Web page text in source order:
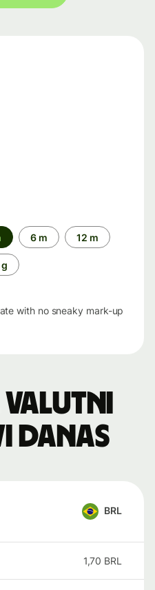
6 m 12 m
g
with no sneaky mark-up
valutni
danas
BRL
1,70 BRL